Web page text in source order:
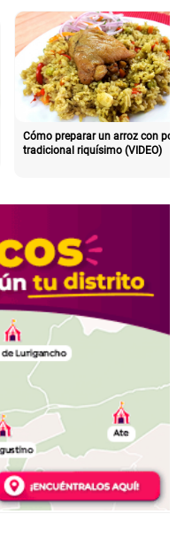
Cómo preparar un arroz con pollo
tradicional riquísimo (VIDEO)